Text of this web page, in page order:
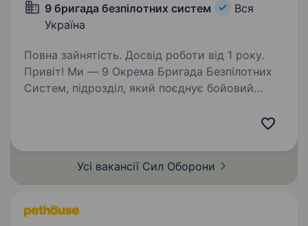
9 бригада безпілотних систем
Вся
Україна
Повна зайнятість. Досвід роботи від 1 року.
Привіт! Ми — 9 Окрема Бригада Безпілотних
Систем, підрозділ, який поєднує бойовий
використовуючи…
Усі вакансії Сил Оборони